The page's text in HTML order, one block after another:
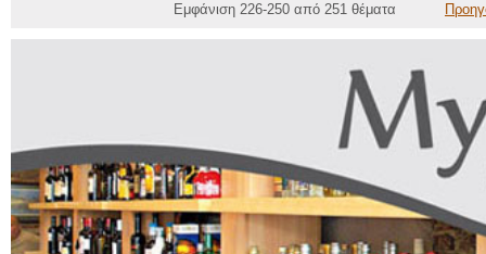
Εμφάνιση 226-250 από 251 θέματα